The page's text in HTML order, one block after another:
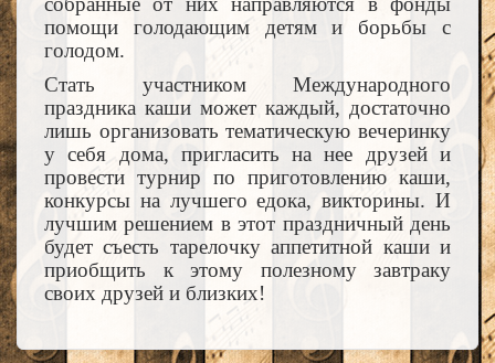
помощи голодающим детям и борьбы с
голодом.
Стать участником Международного
праздника каши может каждый, достаточно
лишь организовать тематическую вечеринку
у себя дома, пригласить на нее друзей и
провести турнир по приготовлению каши,
конкурсы на лучшего едока, викторины. И
лучшим решением в этот праздничный день
будет съесть тарелочку аппетитной каши и
приобщить к этому полезному завтраку
своих друзей и близких!